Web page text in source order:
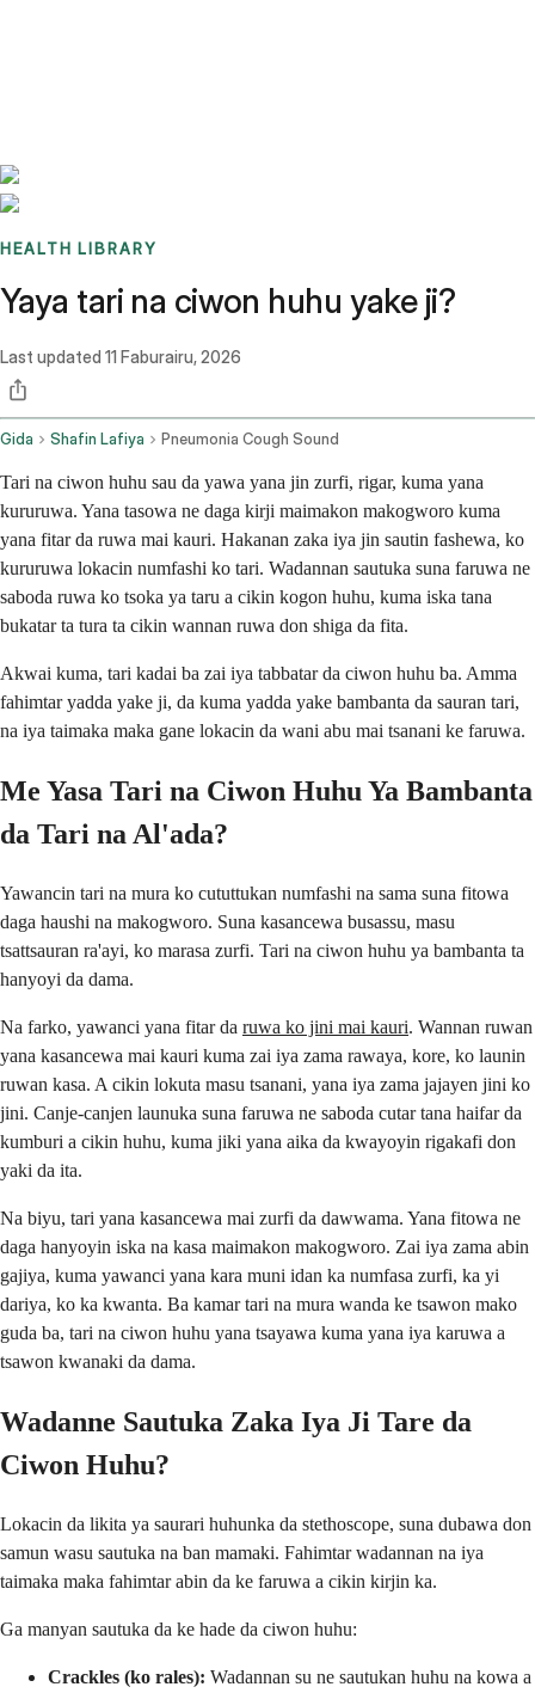
HEALTH LIBRARY
Yaya tari na ciwon huhu yake ji?
Last updated 11 Faburairu, 2026
Gida Shafin Lafiya Pneumonia Cough Sound
Tari na ciwon huhu sau da yawa yana jin zurfi, rigar, kuma yana
kururuwa. Yana tasowa ne daga kirji maimakon makogworo kuma
yana fitar da ruwa mai kauri. Hakanan zaka iya jin sautin fashewa, ko
kururuwa lokacin numfashi ko tari. Wadannan sautuka suna faruwa ne
saboda ruwa ko tsoka ya taru a cikin kogon huhu, kuma iska tana
bukatar ta tura ta cikin wannan ruwa don shiga da fita.
Akwai kuma, tari kadai ba zai iya tabbatar da ciwon huhu ba. Amma
fahimtar yadda yake ji, da kuma yadda yake bambanta da sauran tari,
na iya taimaka maka gane lokacin da wani abu mai tsanani ke faruwa.
Me Yasa Tari na Ciwon Huhu Ya Bambanta
da Tari na Al'ada?
Yawancin tari na mura ko cututtukan numfashi na sama suna fitowa
daga haushi na makogworo. Suna kasancewa busassu, masu
tsattsauran ra'ayi, ko marasa zurfi. Tari na ciwon huhu ya bambanta ta
hanyoyi da dama.
Na farko, yawanci yana fitar da ruwa ko jini mai kauri. Wannan ruwan
yana kasancewa mai kauri kuma zai iya zama rawaya, kore, ko launin
ruwan kasa. A cikin lokuta masu tsanani, yana iya zama jajayen jini ko
jini. Canje-canjen launuka suna faruwa ne saboda cutar tana haifar da
kumburi a cikin huhu, kuma jiki yana aika da kwayoyin rigakafi don
yaki da ita.
Na biyu, tari yana kasancewa mai zurfi da dawwama. Yana fitowa ne
daga hanyoyin iska na kasa maimakon makogworo. Zai iya zama abin
gajiya, kuma yawanci yana kara muni idan ka numfasa zurfi, ka yi
dariya, ko ka kwanta. Ba kamar tari na mura wanda ke tsawon mako
guda ba, tari na ciwon huhu yana tsayawa kuma yana iya karuwa a
tsawon kwanaki da dama.
Wadanne Sautuka Zaka Iya Ji Tare da
Ciwon Huhu?
Lokacin da likita ya saurari huhunka da stethoscope, suna dubawa don
samun wasu sautuka na ban mamaki. Fahimtar wadannan na iya
taimaka maka fahimtar abin da ke faruwa a cikin kirjin ka.
Ga manyan sautuka da ke hade da ciwon huhu:
Crackles (ko rales): Wadannan su ne sautukan huhu na kowa a